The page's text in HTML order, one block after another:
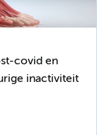
covid en
inactiviteit